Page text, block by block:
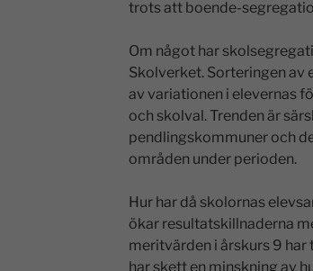
trots att boende-
Om något har
Skolverket. Sorteringen av
av variationen i elevernas
och skolval. Trenden är
pendlingskommuner och
områden under perioden.
Hur har då skolornas
ökar resultatskillnaderna
meritvärden i årskurs 9
har skett en minskning av